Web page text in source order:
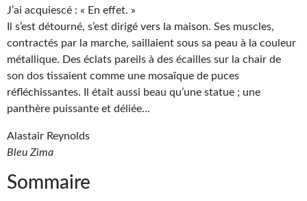
GOODIES
Goodies Gotland
Tirages d’art Une Heure-Lumière
PLUS
Revue de presse
Récompenses
J’ai acquiescé : « En effet. »
Il s’est détourné, s’est dirigé vers la maison. Ses muscles,
contractés par la marche, saillaient sous sa peau à la couleur
métallique. Des éclats pareils à des écailles sur la chair de
son dos tissaient comme une mosaïque de puces
réfléchissantes. Il était aussi beau qu’une statue ; une
panthère puissante et déliée…
Alastair Reynolds
Bleu Zima
Sommaire